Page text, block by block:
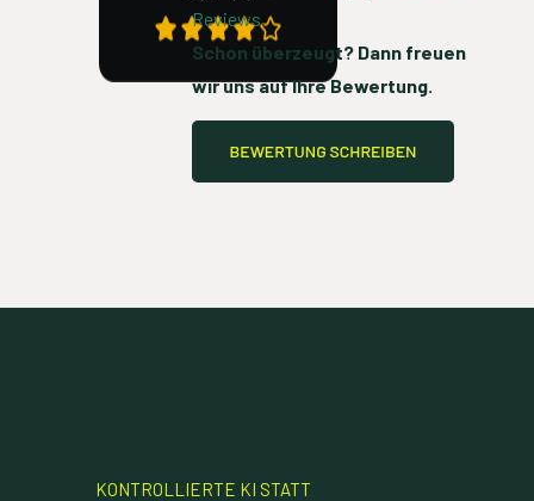
Reviews.
Schon überzeugt? Dann freuen
wir uns auf Ihre Bewertung.
KONTROLLIERTE KI STATT